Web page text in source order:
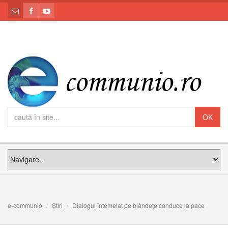
e-communio Știri Dialogul întemeiat pe blândeţe conduce la pace